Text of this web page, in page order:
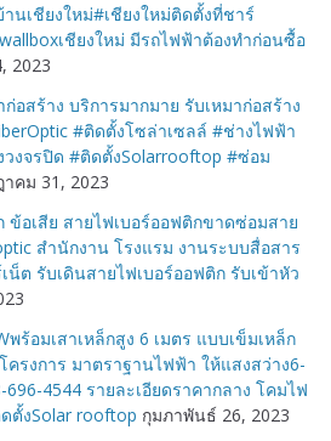
นเชียงใหม่#เชียงใหม่ติดตั้งที่ชาร์
เชียงใหม่ มีรถไฟฟ้าต้องทำก่อนซื้อ
2023
อสร้าง บริการมากมาย รับเหมาก่อสร้าง
#ติดตั้งโซล่าเซลล์ #ช่างไฟฟ้า
งจรปิด #ติดตั้งSolarrooftop #ซ่อม
าคม 31, 2023
ข้อเสีย สายไฟเบอร์ออฟติกขาดซ่อมสาย
สำนักงาน โรงแรม งานระบบสื่อสาร
น็ต รับเดินสายไฟเบอร์ออฟติก รับเข้าหัว
ร้อมเสาเหล็กสูง 6 เมตร แบบเข็มเหล็ก
รงการ มาตราฐานไฟฟ้า ให้แสงสว่าง6-
4544 รายละเอียดราคากลาง โคมไฟ
ตั้งSolar rooftop กุมภาพันธ์ 26, 2023